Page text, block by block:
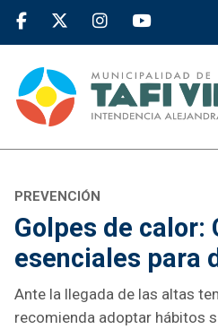
PREVENCIÓN
Golpes de calor:
esenciales para
Ante la llegada de las altas
recomienda adoptar hábitos